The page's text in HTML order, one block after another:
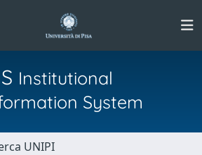
Institutional
System
UNIPI